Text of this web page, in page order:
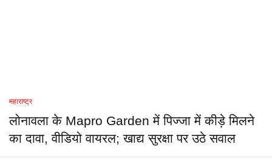
महाराष्ट्र
लोनावला के Mapro Garden में पिज्जा में कीड़े मिलने
का दावा, वीडियो वायरल; खाद्य सुरक्षा पर उठे सवाल